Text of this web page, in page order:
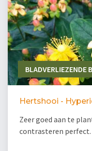
BLADVERLIEZENDE
Hertshooi -
Zeer goed aan te
contrasteren perfect.